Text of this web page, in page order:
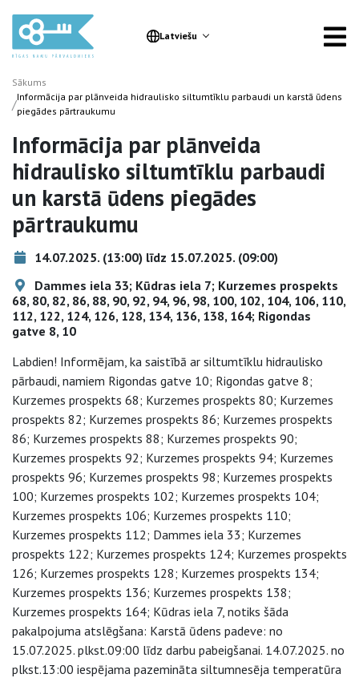
Latviešu
Sākums
/Informācija par plānveida hidraulisko siltumtīklu parbaudi un karstā ūdens
piegādes pārtraukumu
Informācija par plānveida
hidraulisko siltumtīklu parbaudi
un karstā ūdens piegādes
pārtraukumu
14.07.2025. (13:00) līdz 15.07.2025. (09:00)
Dammes iela 33; Kūdras iela 7; Kurzemes prospekts
68, 80, 82, 86, 88, 90, 92, 94, 96, 98, 100, 102, 104, 106, 110,
112, 122, 124, 126, 128, 134, 136, 138, 164; Rigondas
gatve 8, 10
Labdien! Informējam, ka saistībā ar siltumtīklu hidraulisko
pārbaudi, namiem Rigondas gatve 10; Rigondas gatve 8;
Kurzemes prospekts 68; Kurzemes prospekts 80; Kurzemes
prospekts 82; Kurzemes prospekts 86; Kurzemes prospekts
86; Kurzemes prospekts 88; Kurzemes prospekts 90;
Kurzemes prospekts 92; Kurzemes prospekts 94; Kurzemes
prospekts 96; Kurzemes prospekts 98; Kurzemes prospekts
100; Kurzemes prospekts 102; Kurzemes prospekts 104;
Kurzemes prospekts 106; Kurzemes prospekts 110;
Kurzemes prospekts 112; Dammes iela 33; Kurzemes
prospekts 122; Kurzemes prospekts 124; Kurzemes prospekts
126; Kurzemes prospekts 128; Kurzemes prospekts 134;
Kurzemes prospekts 136; Kurzemes prospekts 138;
Kurzemes prospekts 164; Kūdras iela 7, notiks šāda
pakalpojuma atslēgšana: Karstā ūdens padeve: no
15.07.2025. plkst.09:00 līdz darbu pabeigšanai. 14.07.2025. no
plkst.13:00 iespējama pazemināta siltumnesēja temperatūra